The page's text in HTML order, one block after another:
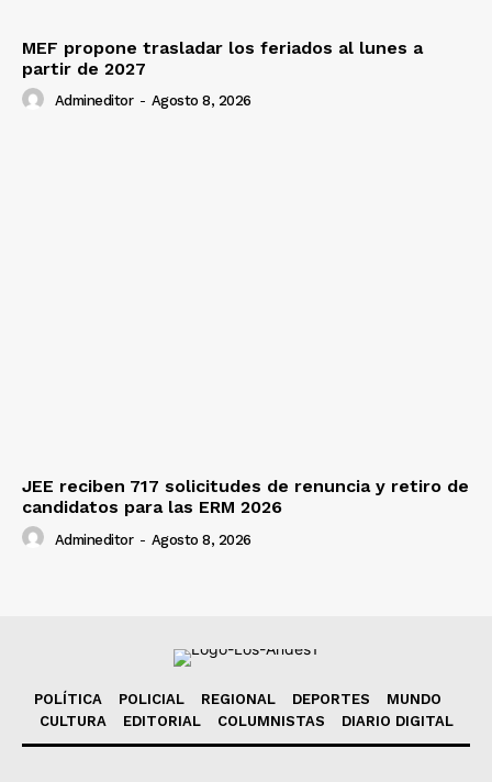
MEF propone trasladar los feriados al lunes a
partir de 2027
Admineditor - Agosto 8, 2026
JEE reciben 717 solicitudes de renuncia y retiro de
candidatos para las ERM 2026
Admineditor - Agosto 8, 2026
POLÍTICA POLICIAL REGIONAL DEPORTES
MUNDO
CULTURA
EDITORIAL COLUMNISTAS DIARIO DIGITAL